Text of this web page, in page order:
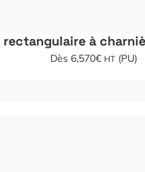
à
Dès 6,570€ HT(PU)